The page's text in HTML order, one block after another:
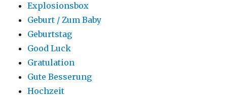
Explosionsbox
Geburt / Zum Baby
Geburtstag
Good Luck
Gratulation
Gute Besserung
Hochzeit